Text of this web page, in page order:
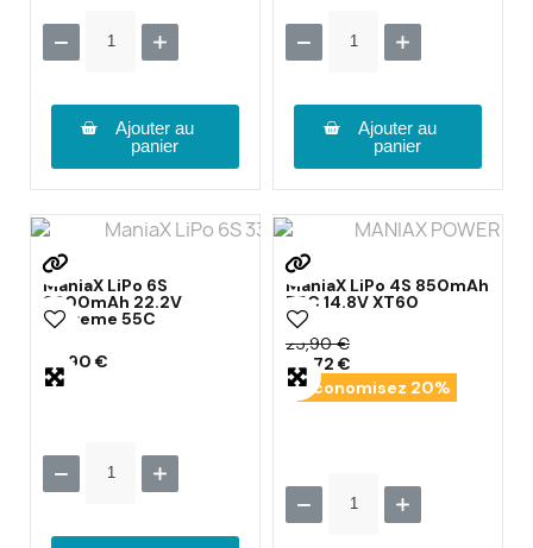
Ajouter au
panier
Ajouter au
panier
ManiaX LiPo 6S
3300mAh 22.2V
eXtreme 55C
89,90 €
ManiaX LiPo 4S 850mAh
75C 14.8V XT60
25,90 €
20,72 €
Économisez 20%